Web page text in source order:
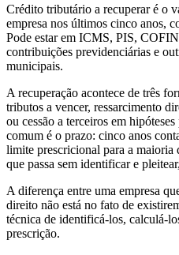
Crédito tributário a recuperar é o
empresa nos últimos cinco anos,
Pode estar em ICMS, PIS,
contribuições previdenciárias e
municipais.
A recuperação acontece de três
tributos a vencer, ressarcimento
ou cessão a terceiros em
comum é o prazo: cinco anos
limite prescricional para a maioria
que passa sem identificar e
A diferença entre uma empresa
direito não está no fato de
técnica de identificá-los, calculá-
prescrição.